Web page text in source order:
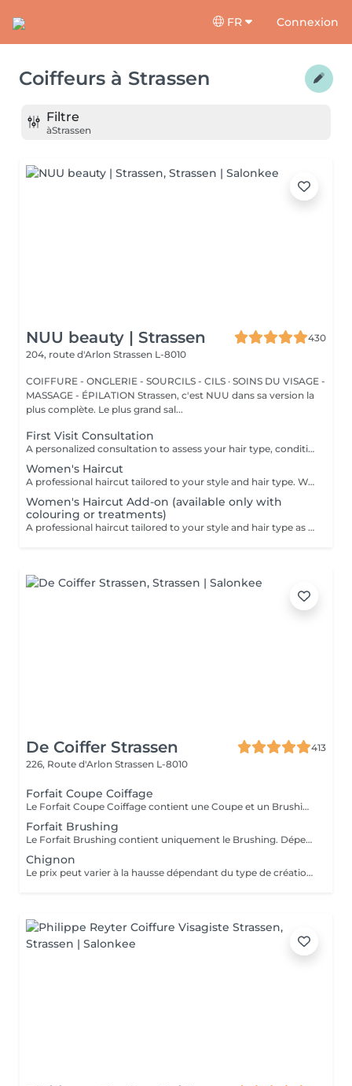
FR Connexion
Coiffeurs à Strassen
Filtre
àStrassen
NUU beauty | Strassen
430
204, route d'Arlon Strassen L-8010
COIFFURE - ONGLERIE - SOURCILS - CILS · SOINS DU VISAGE -
MASSAGE - ÉPILATION Strassen, c'est NUU dans sa version la
plus complète. Le plus grand sal...
First Visit Consultation
A personalized consultation to assess your hair type, condition, and goals helping us recommend the perfect treatments, color, or cut to suit your style and lifestyle.
Women's Haircut
A professional haircut tailored to your style and hair type. We begin with a short consultation to discuss your expectations, followed by a gentle wash while you relax lying comfortably in our Maletti chair, a precise cut, and a smooth blow-dry. We use Dyson Pro tools that protect your hair from excessive heat and deliver a sleek, polished finish. LaBiosthétique care and styling products provide holistic care for hair and scalp, combining scientific research with carefully selected natural ingredients. All brushes are sanitised with Sibel equipment, which effectively removes hair, product buildup, and impurities while reducing bacteria on the brush surface to maintain high hygiene standards for every client. For a more defined final look, styling can be added as an add-on. Simple, Moderate, Complex This grading reflects your hair's individual characteristics, such as texture, density, and length and is assessed by your hairdresser at the start of your visit. Not sure which to choose? We recommend booking Complex. The price will be adjusted after your consultation. Note: This is not related to the difficulty of haircuts or timing.
Women's Haircut Add-on (available only with
colouring or treatments)
A professional haircut tailored to your style and hair type as an add-on to colouring or treatments. We begin with a short consultation to discuss your expectations, followed by a gentle wash while you relax lying comfortably in our Maletti chair, a precise cut, and a smooth blow-dry. We use Dyson Pro tools that protect your hair from excessive heat and deliver a sleek, polished finish. LaBiosthétique care and styling products provide holistic care for hair and scalp, combining scientific research with carefully selected natural ingredients. All brushes are sanitised with Sibel equipment, which effectively removes hair, product buildup, and impurities while reducing bacteria on the brush surface to maintain high hygiene standards for every client. For a more defined final look, styling can be added as an add-on. Simple, Moderate, Complex This grading reflects your hair's individual characteristics, such as texture, density, and length and is assessed by your hairdresser at the start of your visit. Not sure which to choose? We recommend booking Complex. The price will be adjusted after your consultation. Note: This is not related to the difficulty of haircuts or timing.
De Coiffer Strassen
413
226, Route d'Arlon Strassen L-8010
Forfait Coupe Coiffage
Le Forfait Coupe Coiffage contient une Coupe et un Brushing. Dépendant de la longueur des cheveux, le prix peut varier. En cas de questions veuillez appeler au +352 26 31 07 11.
Forfait Brushing
Le Forfait Brushing contient uniquement le Brushing. Dépendant de la longueur des cheveux, le prix peut varier. En cas de questions veuillez appeler au +352 26 31 07 11.
Chignon
Le prix peut varier à la hausse dépendant du type de création finalement réalisée.